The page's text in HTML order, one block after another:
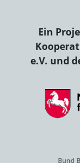
Ein
e.V. und
Bund